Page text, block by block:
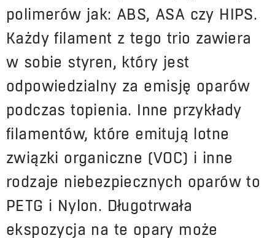
polimerów jak: ABS, ASA czy HIPS.
Każdy filament z tego trio zawiera
w sobie styren, który jest
odpowiedzialny za emisję oparów
podczas topienia. Inne przykłady
filamentów, które emitują lotne
związki organiczne (VOC) i inne
rodzaje niebezpiecznych oparów to
PETG i Nylon. Długotrwała
ekspozycja na te opary może